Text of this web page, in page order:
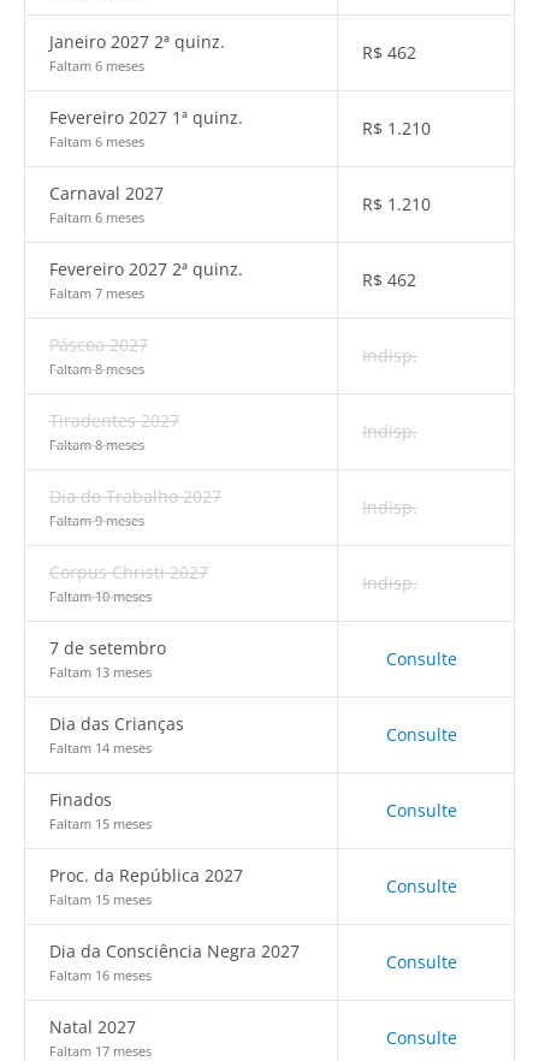
Janeiro 2027 2ª quinz.
Faltam 6 meses
R$ 462
Fevereiro 2027 1ª quinz.
Faltam 6 meses
R$ 1.210
Carnaval 2027
Faltam 6 meses
R$ 1.210
Fevereiro 2027 2ª quinz.
Faltam 7 meses
R$ 462
Páscoa 2027
Faltam 8 meses
Indisp.
Tiradentes 2027
Faltam 8 meses
Indisp.
Dia do Trabalho 2027
Faltam 9 meses
Indisp.
Corpus Christi 2027
Faltam 10 meses
Indisp.
7 de setembro
Faltam 13 meses
Consulte
Dia das Crianças
Faltam 14 meses
Consulte
Finados
Faltam 15 meses
Consulte
Proc. da República 2027
Faltam 15 meses
Consulte
Dia da Consciência Negra 2027
Faltam 16 meses
Consulte
Natal 2027
Faltam 17 meses
Consulte